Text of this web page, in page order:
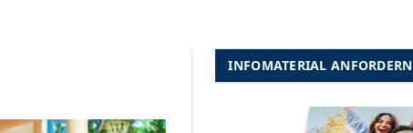
INFOMATERIAL ANFORDERN